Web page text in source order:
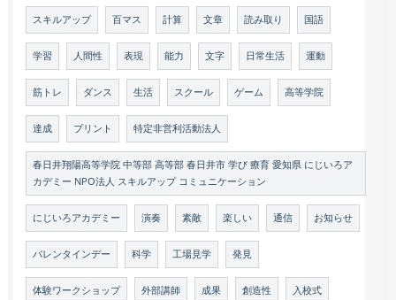
スキルアップ 百マス 計算 文章 読み取り 国語
学習 人間性 表現 能力 文字 日常生活 運動
筋トレ ダンス 生活 スクール ゲーム 高等学院
達成 プリント 特定非営利活動法人
春日井翔陽高等学院 中等部 高等部 春日井市 学び 療育 愛知県 にじいろア
カデミー NPO法人 スキルアップ コミュニケーション
にじいろアカデミー 演奏 素敵 楽しい 通信 お知らせ
バレンタインデー 科学 工場見学 発見
体験ワークショップ 外部講師 成果 創造性 入校式